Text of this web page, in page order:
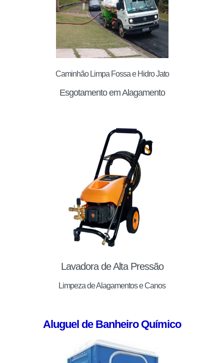
Caminhão Limpa Fossa e Hidro Jato
Esgotamento em Alagamento
Lavadora de Alta Pressão
Limpeza de Alagamentos e Canos
Aluguel de Banheiro Químico